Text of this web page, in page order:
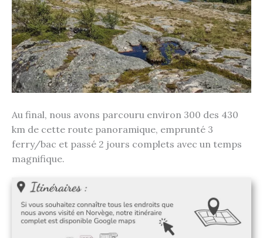
Au final, nous avons parcouru environ 300 des 430
km de cette route panoramique, emprunté 3
ferry/bac et passé 2 jours complets avec un temps
magnifique.